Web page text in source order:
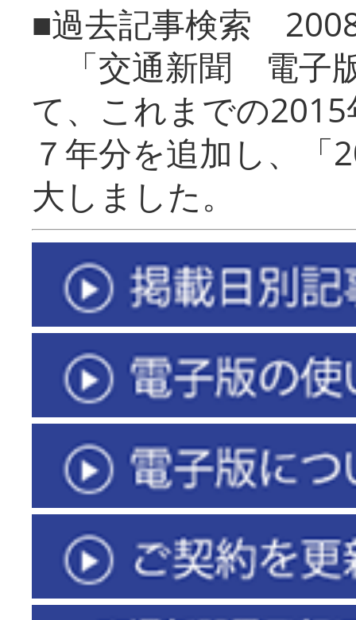
■過去記事検索
「交通新聞 電子
て、これまでの
７年分を追加し、「
大しまし